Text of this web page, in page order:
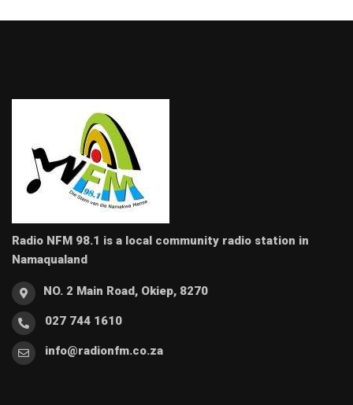
Radio NFM 98.1 is a local community radio station in
Namaqualand
NO. 2 Main Road, Okiep, 8270
027 744 1610
info@radionfm.co.za